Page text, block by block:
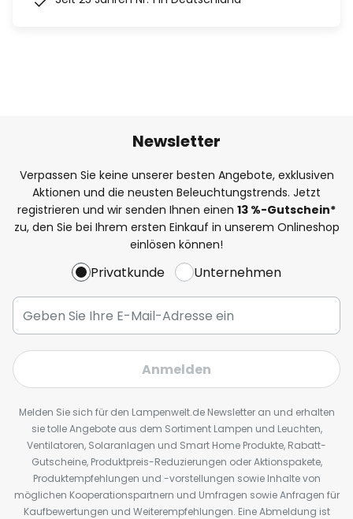
Newsletter
Verpassen Sie keine unserer besten Angebote, exklusiven
Aktionen und die neusten Beleuchtungstrends. Jetzt
registrieren und wir senden Ihnen einen 13 %-Gutschein*
zu, den Sie bei Ihrem ersten Einkauf in unserem Onlineshop
einlösen können!
Privatkunde Unternehmen
Anmelden
Melden Sie sich für den Lampenwelt.de Newsletter an und erhalten
sie tolle Angebote aus dem Sortiment Lampen und Leuchten,
Ventilatoren, Solaranlagen und Smart Home Produkte, Rabatt-
Gutscheine, Produktpreis-Reduzierungen oder Aktionspakete,
Produktempfehlungen und -vorstellungen sowie Inhalte von
möglichen Kooperationspartnern und Umfragen sowie Anfragen für
Kaufbewertungen und Weiterempfehlungen. Eine Abmeldung ist